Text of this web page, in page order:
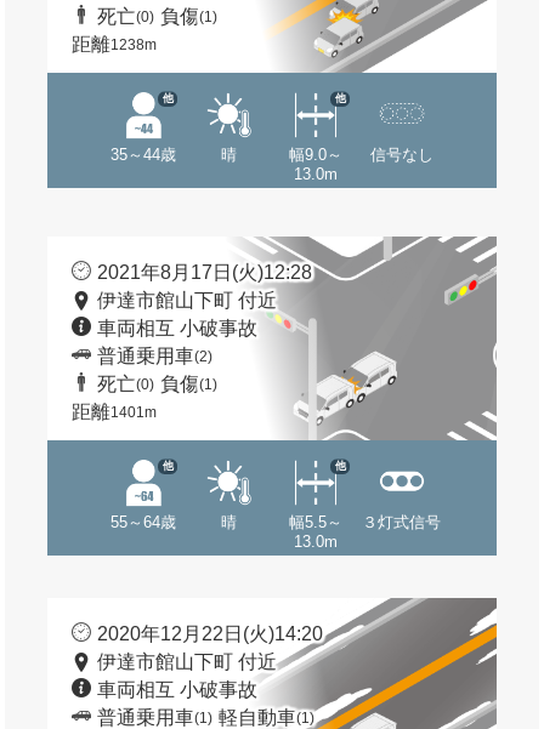
死亡(0) 負傷(1)
距離1238m
35～44歳
他
晴
幅9.0～
13.0m
他
信号なし
2021年8月17日(火)12:28
伊達市館山下町 付近
車両相互 小破事故
普通乗用車(2)
死亡(0) 負傷(1)
距離1401m
55～64歳
他
晴
幅5.5～
13.0m
他
３灯式信号
2020年12月22日(火)14:20
伊達市館山下町 付近
車両相互 小破事故
普通乗用車(1) 軽自動車(1)